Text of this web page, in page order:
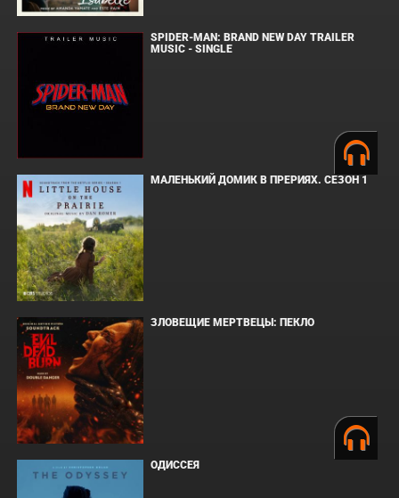
SPIDER-MAN: BRAND NEW DAY TRAILER
MUSIC - SINGLE
МАЛЕНЬКИЙ ДОМИК В ПРЕРИЯХ. СЕЗОН 1
ЗЛОВЕЩИЕ МЕРТВЕЦЫ: ПЕКЛО
ОДИССЕЯ